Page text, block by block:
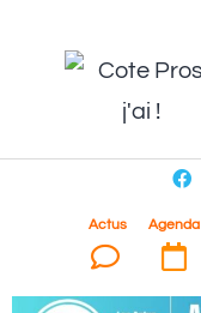
Actus Agenda